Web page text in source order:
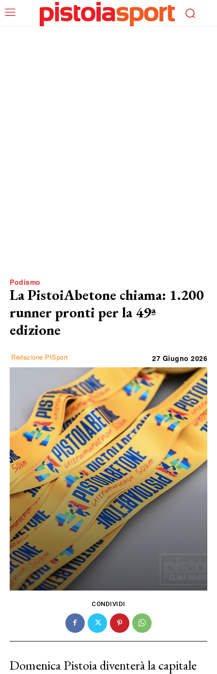
Podismo
La PistoiAbetone chiama: 1.200
runner pronti per la 49ª
edizione
Redazione PtSport 27 Giugno 2026
CONDIVIDI
Domenica Pistoia diventerà la capitale